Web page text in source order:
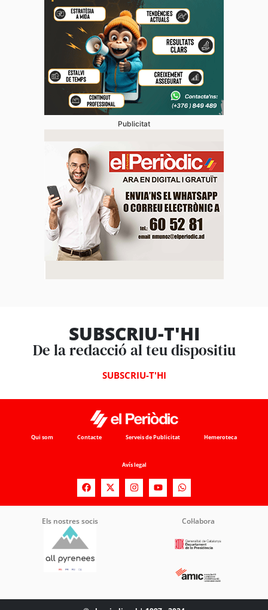
Publicitat
SUBSCRIU-T'HI
De la redacció al teu dispositiu
SUBSCRIU-T'HI
Qui som Contacte Serveis de Publicitat Hemeroteca
Avís legal
Els nostres socis Col·labora